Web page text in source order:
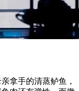
拿手的清蒸鲈鱼，